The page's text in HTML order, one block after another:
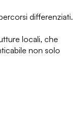
differenziati.
locali, che
non solo